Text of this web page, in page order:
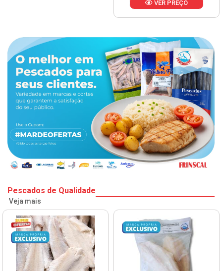
VER PREÇO
Pescados de Qualidade
Veja mais